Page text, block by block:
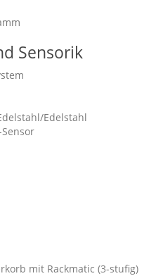
Sensorik
Edelstahl
mit Rackmatic (3-stufig)